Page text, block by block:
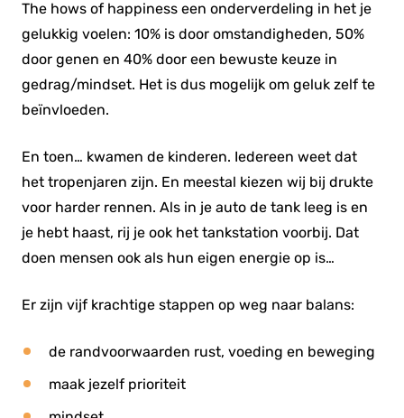
The hows of happiness een onderverdeling in het je
gelukkig voelen: 10% is door omstandigheden, 50%
door genen en 40% door een bewuste keuze in
gedrag/mindset. Het is dus mogelijk om geluk zelf te
beïnvloeden.
En toen… kwamen de kinderen. Iedereen weet dat
het tropenjaren zijn. En meestal kiezen wij bij drukte
voor harder rennen. Als in je auto de tank leeg is en
je hebt haast, rij je ook het tankstation voorbij. Dat
doen mensen ook als hun eigen energie op is…
Er zijn vijf krachtige stappen op weg naar balans:
de randvoorwaarden rust, voeding en beweging
maak jezelf prioriteit